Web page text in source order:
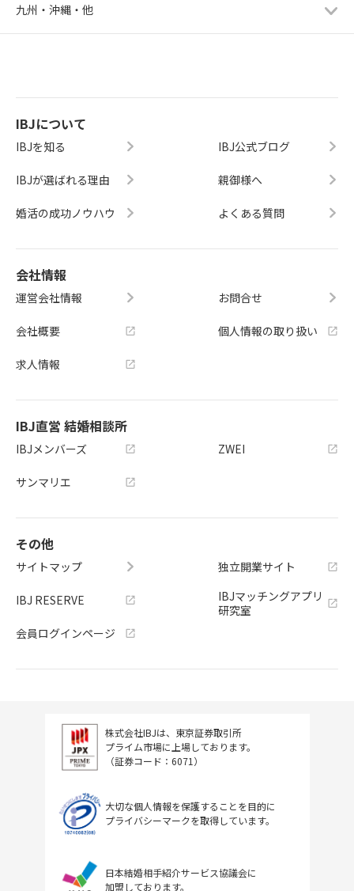
九州・沖縄・他
IBJについて
IBJを知る
IBJが選ばれる理由
婚活の成功ノウハウ
IBJ公式ブログ
親御様へ
よくある質問
会社情報
運営会社情報
会社概要
求人情報
お問合せ
個人情報の取り扱い
IBJ直営 結婚相談所
IBJメンバーズ
サンマリエ
ZWEI
その他
サイトマップ
IBJ RESERVE
会員ログインページ
独立開業サイト
IBJマッチングアプリ
研究室
株式会社IBJは、東京証券取引所
プライム市場に上場しております。
（証券コード：6071）
大切な個人情報を保護することを目的に
プライバシーマークを取得しています。
日本結婚相手紹介サービス協議会に
加盟しております。